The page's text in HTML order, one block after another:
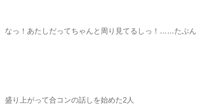
なっ！あたしだってちゃんと周り見てるしっ！……たぶん
盛り上がって合コンの話しを始めた2人